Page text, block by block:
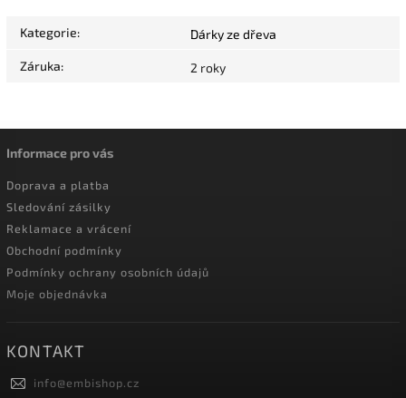
Kategorie: Dárky ze dřeva
Záruka: 2 roky
Informace pro vás
Doprava a platba
Sledování zásilky
Reklamace a vrácení
Obchodní podmínky
Podmínky ochrany osobních údajů
Moje objednávka
KONTAKT
info@embishop.cz